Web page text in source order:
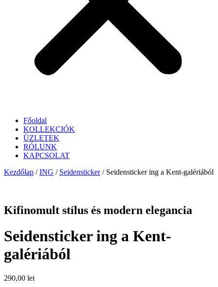
Főoldal
KOLLEKCIÓK
ÜZLETEK
RÓLUNK
KAPCSOLAT
Kezdőlap /ING / Seidensticker/ Seidensticker ing a Kent-galériából
Kifinomult stílus és modern elegancia
Seidensticker ing a Kent-
galériából
290,00 lei